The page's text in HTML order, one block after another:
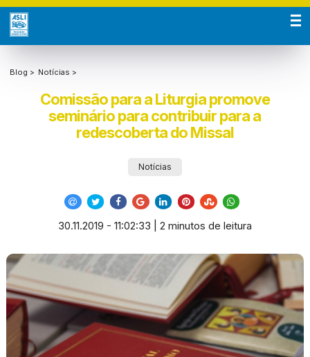
Blog > Notícias >
Comissão para a Liturgia promove
seminário para contribuir para a
redescoberta do Missal
Notícias
30.11.2019 - 11:02:33 | 2 minutos de leitura